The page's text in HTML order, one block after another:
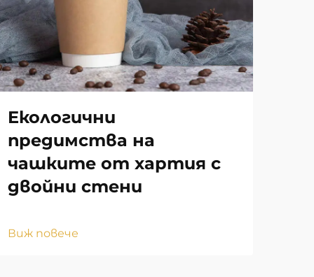
Екологични
предимства на
чашките от хартия с
двойни стени
Виж повече